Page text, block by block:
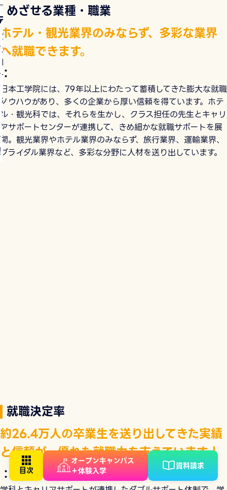
めざせる業種・職業
：
ホテル・観光業界のみならず、多彩な業界
へ就職できます。
日本工学院には、79年以上にわたって蓄積してきた膨大な就職
ノウハウがあり、多くの企業から厚い信頼を得ています。ホテ
ル・観光科では、それらを生かし、クラス担任の先生とキャリ
アサポートセンターが連携して、きめ細かな就職サポートを展
開。観光業界やホテル業界のみならず、旅行業界、運輸業界、
ブライダル業界など、多彩な分野に人材を送り出しています。
ル業界
ト、コンシェ
、ベルスタッ
アスタッフ、客
ビス、レスト
宴会サービ
テルイベント
フ、ブライダル
フ、企画・マ
ィング、施設
など
スタッフ、バスガイ
ェルジュ など
就職決定率
：
約26.4万人の卒業生を送り出してきた実績
と信頼が、優れた就職力を支えています！
オープンキャンパス
＋体験入学
資料請求